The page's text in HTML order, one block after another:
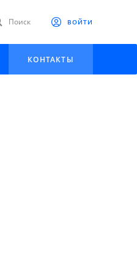
Поиск ВОЙТИ
КОНТАКТЫ